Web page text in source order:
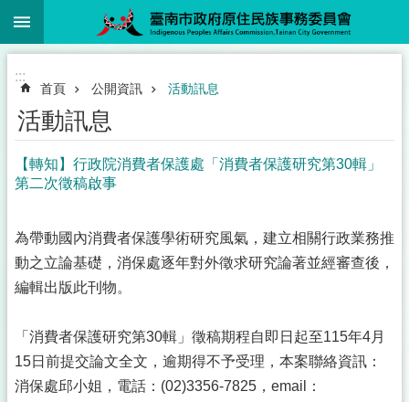
跳到主要內容區塊
:::
首頁 公開資訊 活動訊息
活動訊息
【轉知】行政院消費者保護處「消費者保護研究第30輯」
第二次徵稿啟事
為帶動國內消費者保護學術研究風氣，建立相關行政業務推
動之立論基礎，消保處逐年對外徵求研究論著並經審查後，
編輯出版此刊物。
「消費者保護研究第30輯」徵稿期程自即日起至115年4月
15日前提交論文全文，逾期得不予受理，本案聯絡資訊：
消保處邱小姐，電話：(02)3356-7825，email：